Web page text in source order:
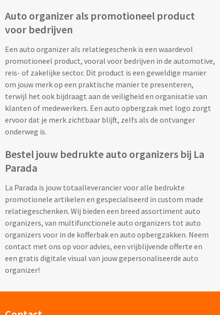
Opvouwbare paraplu's bedrukken
Golfparaplu's bedrukken
Kinderparaplu's bedrukken
Poncho's & Regenjassen
Poncho's bedrukken
Custom made
Custom made paraplu's
Custom made poncho's
Kleding, Caps & Mutsen
Auto organizer als promotioneel product
voor bedrijven
Een auto organizer als relatiegeschenk is een waardevol
promotioneel product, vooral voor bedrijven in de automotive,
reis- of zakelijke sector. Dit product is een geweldige manier
om jouw merk op een praktische manier te presenteren,
terwijl het ook bijdraagt aan de veiligheid en organisatie van
klanten of medewerkers. Een auto opbergzak met logo zorgt
ervoor dat je merk zichtbaar blijft, zelfs als de ontvanger
onderweg is.
Bestel jouw bedrukte auto organizers bij La
Parada
La Parada is jouw totaalleverancier voor alle bedrukte
promotionele artikelen en gespecialiseerd in custom made
relatiegeschenken. Wij bieden een breed assortiment auto
organizers, van multifunctionele auto organizers tot auto
organizers voor in de kofferbak en auto opbergzakken. Neem
contact met ons op voor advies, een vrijblijvende offerte en
een gratis digitale visual van jouw gepersonaliseerde auto
organizer!